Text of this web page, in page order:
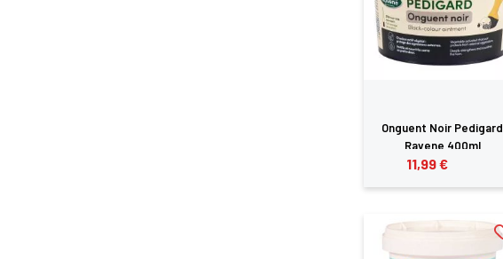
Onguent Noir Pedigard
Ravene 400ml
11,99 €